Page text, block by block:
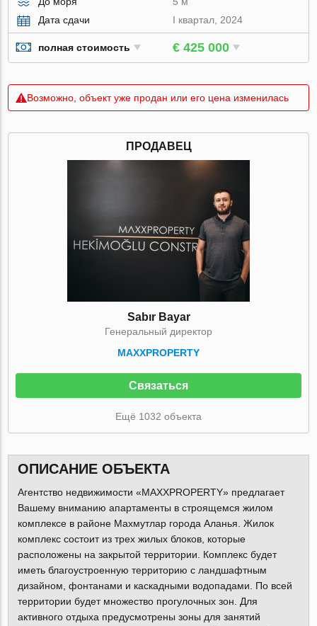
Дата сдачи
I квартал, 2024
полная стоимость € 425 000
Возможно, объект уже продан или его цена изменилась
ПРОДАВЕЦ
Sabır Bayar
Генеральный директор
MAXXPROPERTY
Связаться
Ещё 1032 объекта
ОПИСАНИЕ ОБЪЕКТА
Агентство недвижимости «MAXXPROPERTY» предлагает
Вашему вниманию апартаменты в строящемся жилом
комплексе в районе Махмутлар города Аланья. Жилок
комплекс состоит из трех жилых блоков, которые
расположены на закрытой территории. Комплекс будет
иметь благоустроенную территорию с ландшафтным
дизайном, фонтанами и каскадными водопадами. По всей
территории будет множество прогулочных зон. Для
активного отдыха предусмотрены зоны для занятий